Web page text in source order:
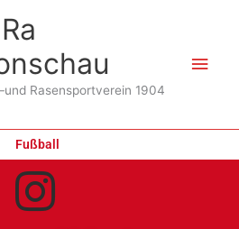
Rasensportverein 1904
Fußball